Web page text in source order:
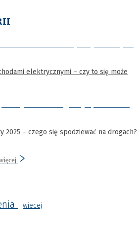
elektrycznymi – czy to się może
2025 – czego się spodziewać na drogach?
wiecej